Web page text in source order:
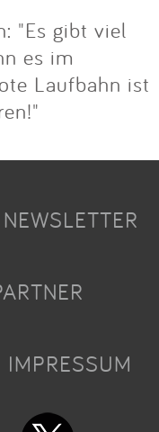
"Es gibt viel
es im
Laufbahn ist
NEWSLETTER
IMPRESSUM